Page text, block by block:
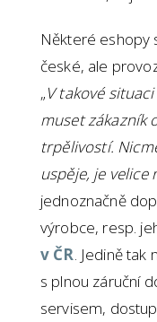
Některé eshopy
české, ale
„V takové
muset zákazník
trpělivostí.
uspěje, je velice
jednoznačně
výrobce, resp.
v ČR. Jedině tak
s plnou záruční
servisem,